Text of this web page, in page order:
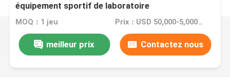
équipement sportif de laboratoire
MOQ：1 jeu Prix：USD 50,000-5,000,000
meilleur prix Contactez nous